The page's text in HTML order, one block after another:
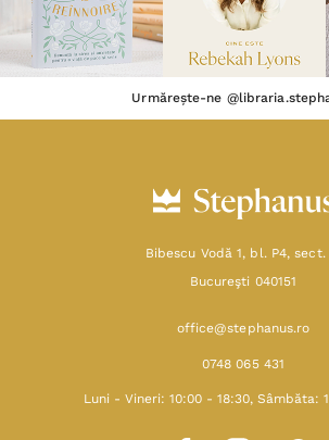
Urmărește-ne
Bibescu Vodă 1, bl. P4, sect.
Bucureşti 040151
office@stephanus.ro
0748 065 431
Luni - Vineri: 10:00 - 18:30, Sâmbăta: